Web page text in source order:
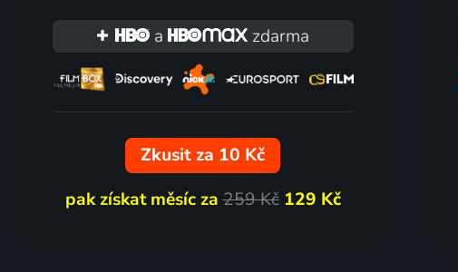
a zdarma
Zkusit za 10 Kč
pak získat měsíc za259 Kč 129 Kč